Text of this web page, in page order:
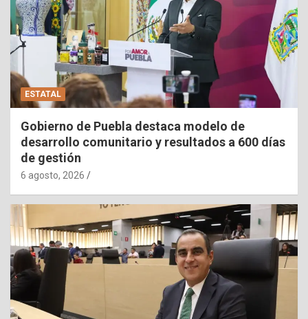
ESTATAL
Gobierno de Puebla destaca modelo de
desarrollo comunitario y resultados a 600 días
de gestión
6 agosto, 2026